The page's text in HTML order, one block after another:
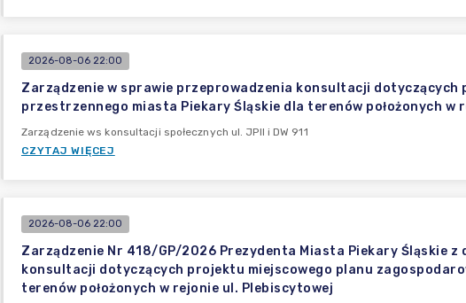
2026-08-06 22:00
Zarządzenie w sprawie przeprowadzenia konsultacji
przestrzennego miasta Piekary Śląskie dla terenów położonych w
Zarządzenie ws konsultacji społecznych ul. JPII i DW 911
CZYTAJ WIĘCEJ
2026-08-06 22:00
Zarządzenie Nr 418/GP/2026 Prezydenta Miasta Piekary Śląskie
konsultacji dotyczących projektu miejscowego planu
terenów położonych w rejonie ul. Plebiscytowej